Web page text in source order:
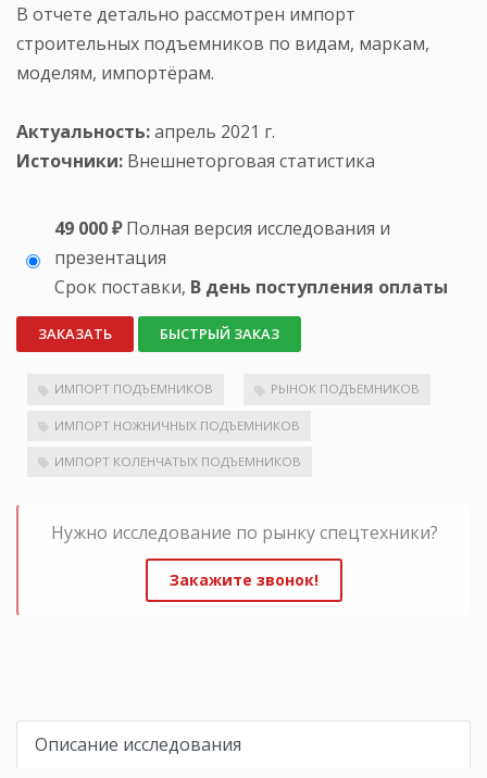
В отчете детально рассмотрен импорт
строительных подъемников по видам, маркам,
моделям, импортёрам.
Актуальность:апрель 2021 г.
Источники: Внешнеторговая статистика
49 000 ₽ Полная версия исследования и
презентация
Срок поставки, В день поступления оплаты
ЗАКАЗАТЬ БЫСТРЫЙ ЗАКАЗ
ИМПОРТ ПОДЪЕМНИКОВ РЫНОК ПОДЪЕМНИКОВ
ИМПОРТ НОЖНИЧНЫХ ПОДЪЕМНИКОВ
ИМПОРТ КОЛЕНЧАТЫХ ПОДЪЕМНИКОВ
Нужно исследование по рынку спецтехники?
Закажите звонок!
Описание исследования